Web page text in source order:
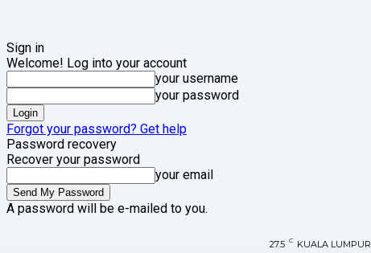
Sign in
Welcome! Log into your account
your username
your password
Forgot your password? Get help
Password recovery
Recover your password
your email
A password will be e-mailed to you.
27.5 C KUALA LUMPUR